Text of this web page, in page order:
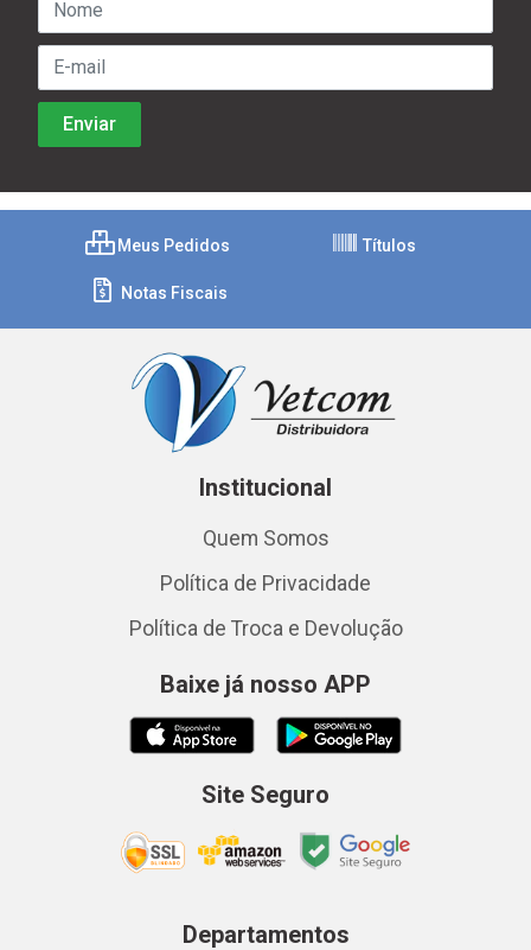
Meus Pedidos Títulos
Notas Fiscais
Institucional
Quem Somos
Política de Privacidade
Política de Troca e Devolução
Baixe já nosso APP
Site Seguro
Departamentos